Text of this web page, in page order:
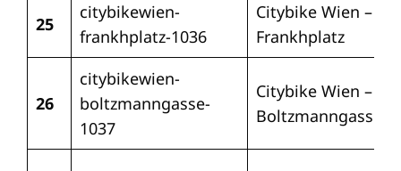
25
citybikewien-
frankhplatz-1036
Citybike Wien –
Frankhplatz
26
citybikewien-
boltzmanngasse-
1037
Citybike Wien –
Boltzmanngasse